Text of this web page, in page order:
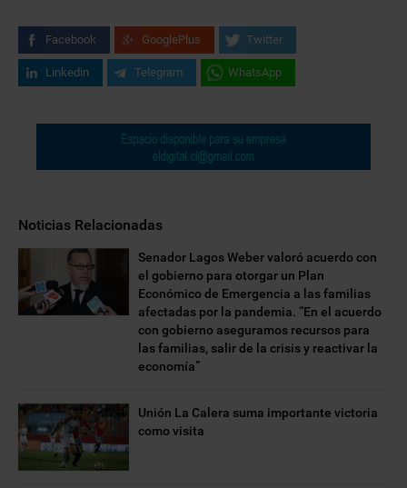
Facebook GooglePlus Twitter
Linkedin Telegram WhatsApp
Noticias Relacionadas
Senador Lagos Weber valoró acuerdo con
el gobierno para otorgar un Plan
Económico de Emergencia a las familias
afectadas por la pandemia. “En el acuerdo
con gobierno aseguramos recursos para
las familias, salir de la crisis y reactivar la
economía”
Unión La Calera suma importante victoria
como visita